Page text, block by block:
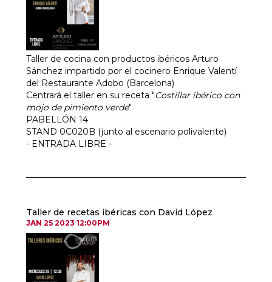
Taller de cocina con productos ibéricos Arturo
Sánchez impartido por el cocinero Enrique Valentí
del Restaurante Adobo (Barcelona)
Centrará el taller en su receta "Costillar ibérico con
mojo de pimiento verde"
PABELLÓN 14
STAND 0C020B (junto al escenario polivalente)
- ENTRADA LIBRE -
Taller de recetas ibéricas con David López
JAN 25 2023 12:00PM